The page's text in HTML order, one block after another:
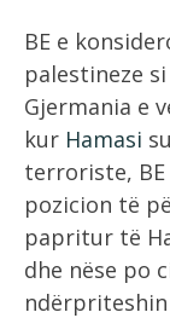
BE e
palestineze
Gjermania e
kur Hamasi
terroriste,
pozicion të
papritur të
dhe nëse po